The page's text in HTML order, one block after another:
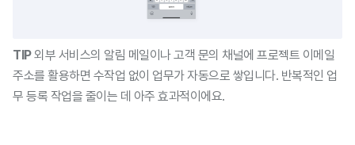
TIP외부 서비스의 알림 메일이나 고객 문의 채널에 프로젝트 이메일
주소를 활용하면 수작업 없이 업무가 자동으로 쌓입니다. 반복적인 업
무 등록 작업을 줄이는 데 아주 효과적이에요.